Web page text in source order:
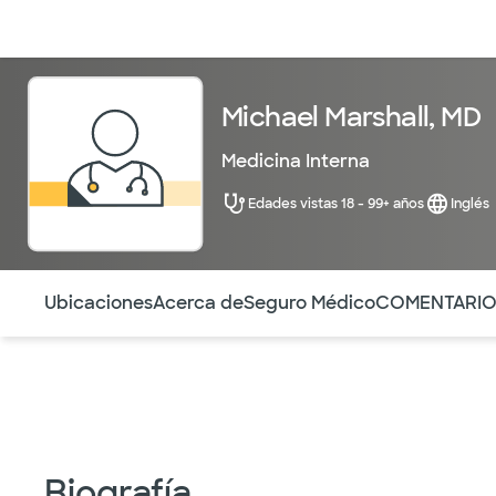
Michael Marshall, MD
Medicina Interna
Edades vistas 18 - 99+ años Inglés
UbicacionesAcerca deSeguro Médico